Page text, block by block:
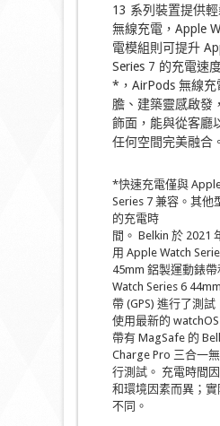
13 系列裝置提供
無線充電，Apple
電模組則可提升
Series 7 的充電速
*，AirPods 無線充
膽、建築靈感啟發
飾面，能與從客廳
任何空間完美融合。
*快速充電僅與
Series 7 兼容。其他
的充電時
間。 Belkin 於 2021
用 Apple Watch
45mm 鋁製運動錶
Watch Series 6
帶 (GPS) 進行了測
使用最新的
帶有 MagSafe 的
Charge Pro 三合一
行測試。 充電時間
和環境因素而異；
不同。